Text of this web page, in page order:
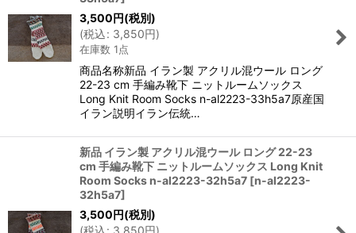
3,500円(税別)
(税込: 3,850円)
在庫数 1点
商品名称新品 イラン製 アクリル混ウール ロング
22-23 cm 手編み靴下 ニットルームソックス
Long Knit Room Socks n-al2223-33h5a7原産国
イラン説明イラン伝統…
新品 イラン製 アクリル混ウール ロング 22-23
cm 手編み靴下 ニットルームソックス Long Knit
Room Socks n-al2223-32h5a7 [n-al2223-
32h5a7]
3,500円(税別)
(税込: 3,850円)